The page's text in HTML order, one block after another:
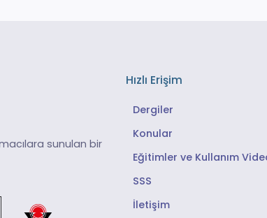
sunulan bir
Hızlı Erişim
Dergiler
Konular
Eğitimler ve Kullanım
SSS
İletişim